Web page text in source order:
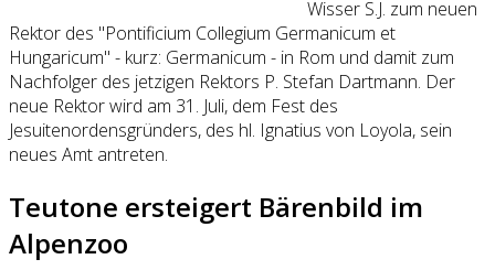
Wisser S.J. zum neuen
Rektor des "Pontificium Collegium Germanicum et
Hungaricum" - kurz: Germanicum - in Rom und damit zum
Nachfolger des jetzigen Rektors P. Stefan Dartmann. Der
neue Rektor wird am 31. Juli, dem Fest des
Jesuitenordensgründers, des hl. Ignatius von Loyola, sein
neues Amt antreten.
Teutone ersteigert Bärenbild im
Alpenzoo